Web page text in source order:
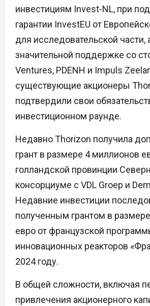
инвестициям Invest-NL, при
гарантии InvestEU от
для исследовательской части,
значительной поддержке со
Ventures, PDENH и Impuls
существующие акционеры
подтвердили свои
инвестиционном раунде.
Недавно Thorizon получила
грант в размере 4 миллионов
голландской провинции
консорциуме с VDL Groep и
Недавние инвестиции
полученным грантом в
евро от французской
инновационных реакторов
2024 году.
В общей сложности, включая
привлечения акционерного